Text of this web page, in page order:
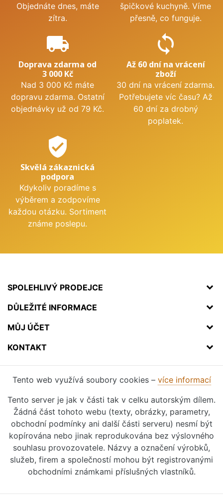
Objednáte dnes, máte
zítra.
špičkové kuchyně. Víme
přesně, co funguje.
local_shipping
Doprava zdarma od
3 000 Kč
Nad 3 000 Kč máte
dopravu zdarma. Ostatní
objednávky už od 79 Kč.
sync
Až 60 dní na vrácení
zboží
30 dní na vrácení zdarma.
Potřebujete víc času? Až
60 dní za drobný
poplatek.
verified_user
Skvělá zákaznická
podpora
Kdykoliv poradíme s
výběrem a zodpovíme
každou otázku. Sortiment
známe poslepu.
SPOLEHLIVÝ PRODEJCE
DŮLEŽITÉ INFORMACE
MŮJ ÚČET
KONTAKT
Tento web využívá soubory cookies – více informací
Tento server je jak v části tak v celku autorským dílem.
Žádná část tohoto webu (texty, obrázky, parametry,
obchodní podmínky ani další části serveru) nesmí být
kopírována nebo jinak reprodukována bez výslovného
souhlasu provozovatele. Názvy a označení výrobků,
služeb, firem a společností mohou být registrovanými
obchodními známkami příslušných vlastníků.